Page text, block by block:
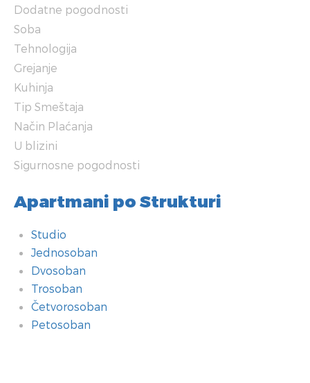
Dodatne pogodnosti
Soba
Tehnologija
Grejanje
Kuhinja
Tip Smeštaja
Način Plaćanja
U blizini
Sigurnosne pogodnosti
Apartmani po Strukturi
Studio
Jednosoban
Dvosoban
Trosoban
Četvorosoban
Petosoban